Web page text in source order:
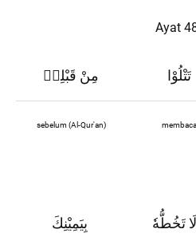
Ayat
مِنْ قَبْلِهٖ تَتْلُوْا
sebelum (Al-Qur'an) membaca
بِيَمِيْنِكَ تَخُطُّهٗ